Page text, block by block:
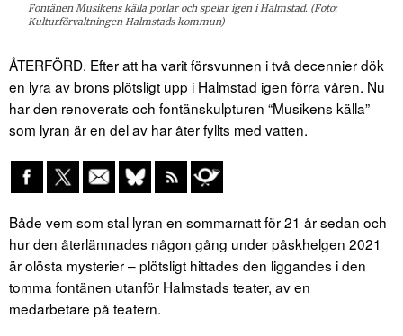
Fontänen Musikens källa porlar och spelar igen i Halmstad. (Foto:
Kulturförvaltningen Halmstads kommun)
ÅTERFÖRD. Efter att ha varit försvunnen i två decennier dök
en lyra av brons plötsligt upp i Halmstad igen förra våren. Nu
har den renoverats och fontänskulpturen “Musikens källa”
som lyran är en del av har åter fyllts med vatten.
Både vem som stal lyran en sommarnatt för 21 år sedan och
hur den återlämnades någon gång under påskhelgen 2021
är olösta mysterier – plötsligt hittades den liggandes i den
tomma fontänen utanför Halmstads teater, av en
medarbetare på teatern.